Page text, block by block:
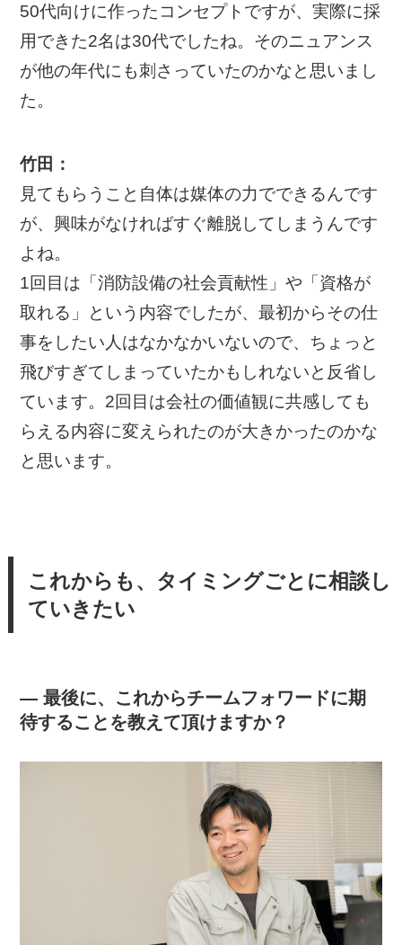
50代向けに作ったコンセプトですが、実際に採
用できた2名は30代でしたね。そのニュアンス
が他の年代にも刺さっていたのかなと思いまし
た。
竹田：
見てもらうこと自体は媒体の力でできるんです
が、興味がなければすぐ離脱してしまうんです
よね。
1回目は「消防設備の社会貢献性」や「資格が
取れる」という内容でしたが、最初からその仕
事をしたい人はなかなかいないので、ちょっと
飛びすぎてしまっていたかもしれないと反省し
ています。2回目は会社の価値観に共感しても
らえる内容に変えられたのが大きかったのかな
と思います。
これからも、タイミングごとに相談し
ていきたい
— 最後に、これからチームフォワードに期
待することを教えて頂けますか？